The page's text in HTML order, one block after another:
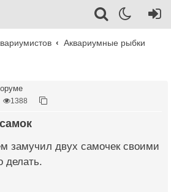
Аквариумные рыбки
1388
замучил двух самочек своими
делать.